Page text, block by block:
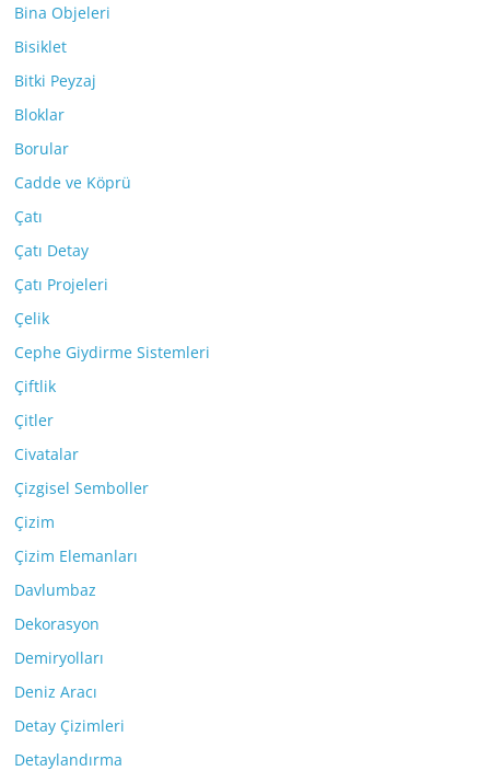
Bina Objeleri
Bisiklet
Bitki Peyzaj
Bloklar
Borular
Cadde ve Köprü
Çatı
Çatı Detay
Çatı Projeleri
Çelik
Cephe Giydirme Sistemleri
Çiftlik
Çitler
Civatalar
Çizgisel Semboller
Çizim
Çizim Elemanları
Davlumbaz
Dekorasyon
Demiryolları
Deniz Aracı
Detay Çizimleri
Detaylandırma